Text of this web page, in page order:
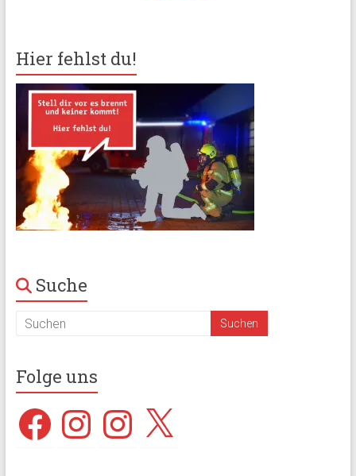
Hier fehlst du!
Suche
Folge uns
FacebookInstagramInstagram
X